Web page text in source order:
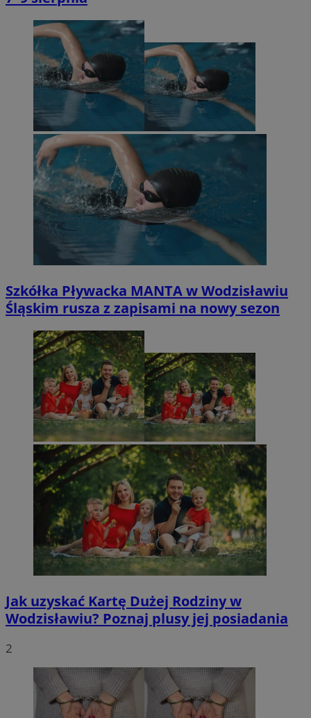
Szkółka Pływacka MANTA w Wodzisławiu
Śląskim rusza z zapisami na nowy sezon
Jak uzyskać Kartę Dużej Rodziny w
Wodzisławiu? Poznaj plusy jej posiadania
2